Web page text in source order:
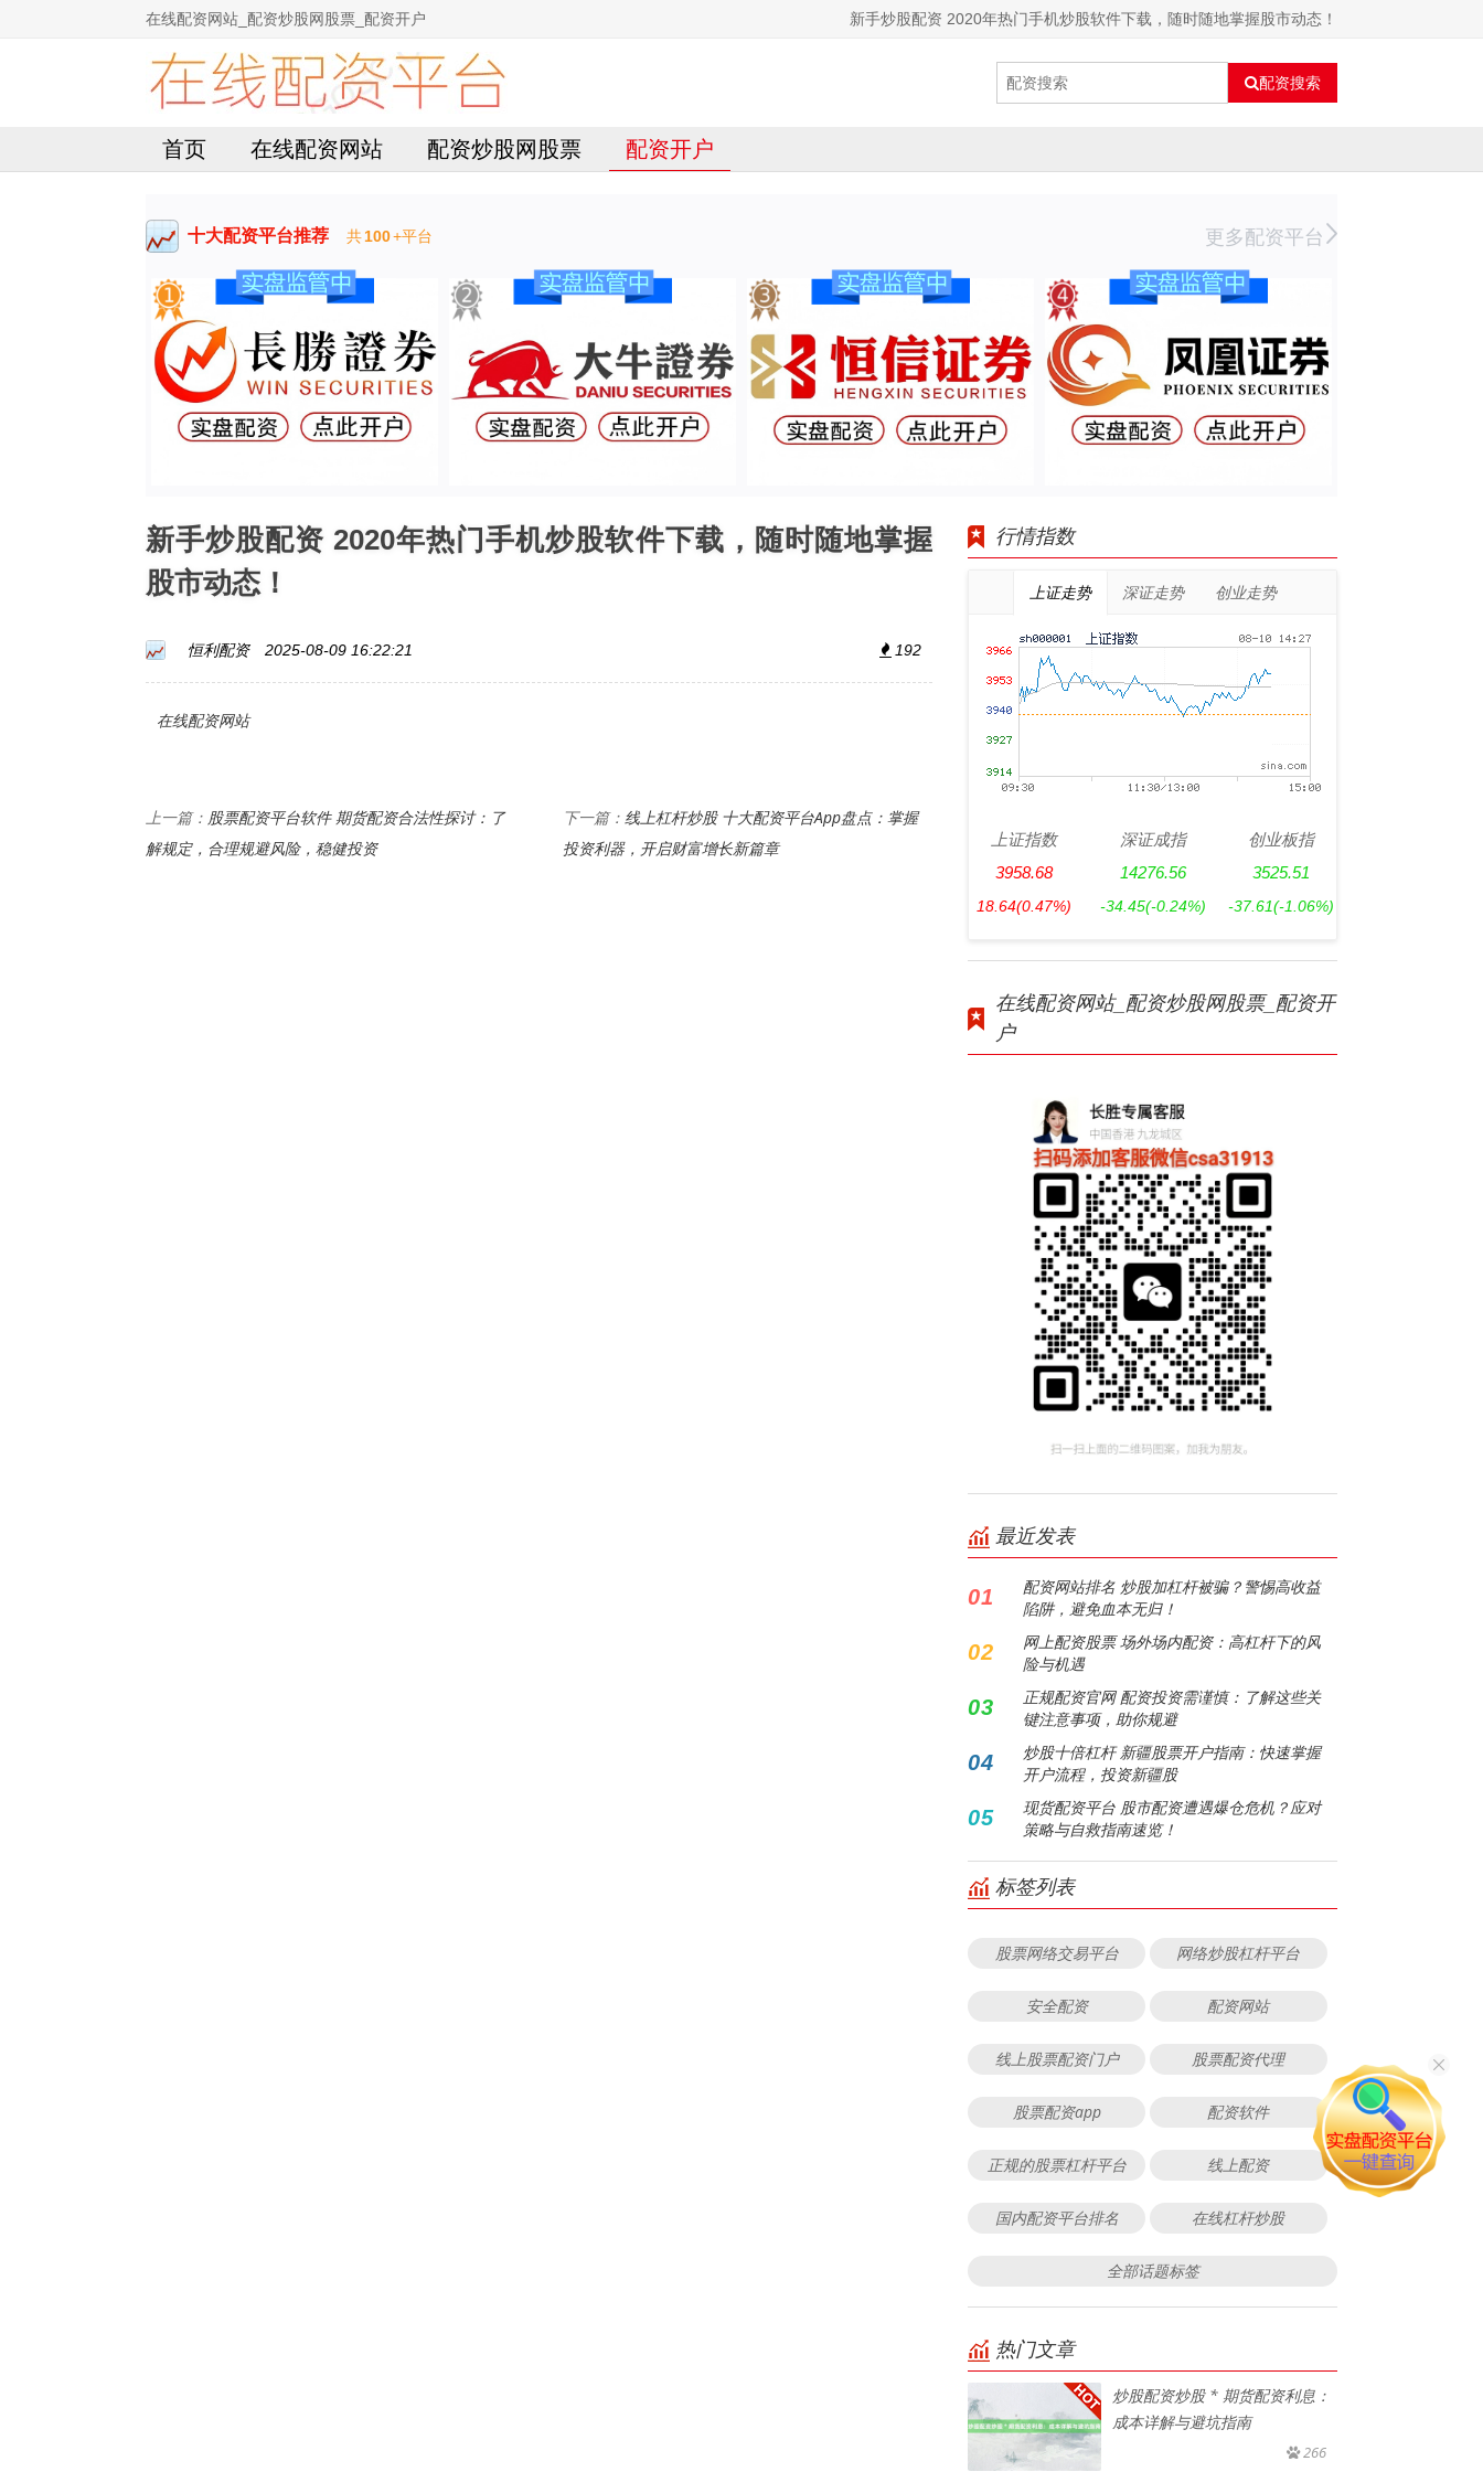
在线配资网站_配资炒股网股票_配资开户 新手炒股配资 2020年热门手机炒股软件下载，随时随地掌握股市动态！
配资搜索
首页 在线配资网站 配资炒股网股票 配资开户
十大配资平台推荐 共100+平台 更多配资平台
新手炒股配资 2020年热门手机炒股软件下载，随时随地掌握
股市动态！
恒利配资 2025-08-09 16:22:21 192
在线配资网站
上一篇： 股票配资平台软件 期货配资合法性探讨：了
解规定，合理规避风险，稳健投资
下一篇： 线上杠杆炒股 十大配资平台App盘点：掌握
投资利器，开启财富增长新篇章
行情指数
上证走势 深证走势 创业走势
上证指数
3958.68
18.64(0.47%)
深证成指
14276.56
-34.45(-0.24%)
创业板指
3525.51
-37.61(-1.06%)
在线配资网站_配资炒股网股票_配资开
户
最近发表
01
配资网站排名 炒股加杠杆被骗？警惕高收益
陷阱，避免血本无归！
02
网上配资股票 场外场内配资：高杠杆下的风
险与机遇
03
正规配资官网 配资投资需谨慎：了解这些关
键注意事项，助你规避
04
炒股十倍杠杆 新疆股票开户指南：快速掌握
开户流程，投资新疆股
05
现货配资平台 股市配资遭遇爆仓危机？应对
策略与自救指南速览！
标签列表
股票网络交易平台 网络炒股杠杆平台
安全配资 配资网站
线上股票配资门户 股票配资代理
股票配资app 配资软件
正规的股票杠杆平台 线上配资
国内配资平台排名 在线杠杆炒股
全部话题标签
热门文章
炒股配资炒股 * 期货配资利息：
成本详解与避坑指南
266